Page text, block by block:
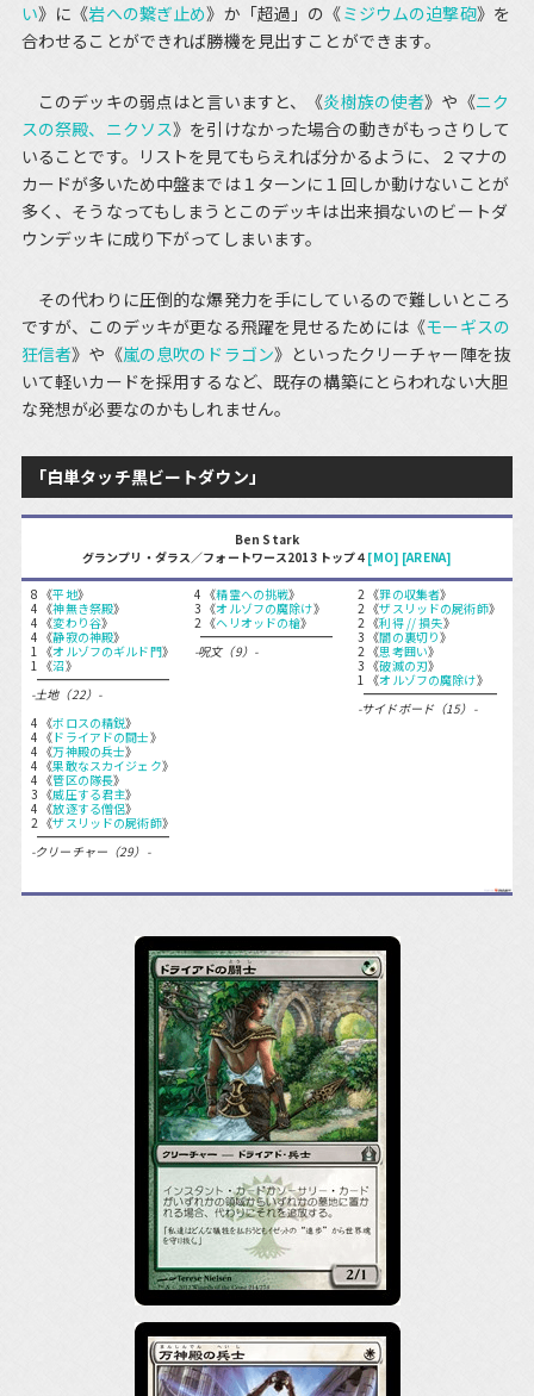
い》に《岩への繋ぎ止め》か「超過」の《ミジウムの迫撃砲》を
合わせることができれば勝機を見出すことができます。
このデッキの弱点はと言いますと、《炎樹族の使者》や《ニク
スの祭殿、ニクソス》を引けなかった場合の動きがもっさりして
いることです。リストを見てもらえれば分かるように、２マナの
カードが多いため中盤までは１ターンに１回しか動けないことが
多く、そうなってもしまうとこのデッキは出来損ないのビートダ
ウンデッキに成り下がってしまいます。
その代わりに圧倒的な爆発力を手にしているので難しいところ
ですが、このデッキが更なる飛躍を見せるためには《モーギスの
狂信者》や《嵐の息吹のドラゴン》といったクリーチャー陣を抜
いて軽いカードを採用するなど、既存の構築にとらわれない大胆
な発想が必要なのかもしれません。
「白単タッチ黒ビートダウン」
Ben Stark
グランプリ・ダラス／フォートワース2013 トップ４ [MO] [ARENA]
8 《平地》
4 《神無き祭殿》
4 《変わり谷》
4 《静寂の神殿》
1 《オルゾフのギルド門》
1 《沼》
-土地（22）-
4 《ボロスの精鋭》
4 《ドライアドの闘士》
4 《万神殿の兵士》
4 《果敢なスカイジェク》
4 《管区の隊長》
3 《威圧する君主》
4 《放逐する僧侶》
2 《ザスリッドの屍術師》
-クリーチャー（29）-
4 《精霊への挑戦》
3 《オルゾフの魔除け》
2 《ヘリオッドの槍》
-呪文（9）-
2 《罪の収集者》
2 《ザスリッドの屍術師》
2 《利得 // 損失》
3 《闇の裏切り》
2 《思考囲い》
3 《破滅の刃》
1 《オルゾフの魔除け》
-サイドボード（15）-